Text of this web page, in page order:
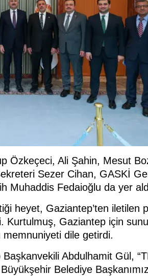
Özkeçeci, Ali Şahin, Mesut
Sezer Cihan, GASKİ
Muhaddis Fedaioğlu da yer
heyet, Gaziantep’ten iletilen
Kurtulmuş, Gaziantep için
dile getirdi.
Abdulhamit Gül,
Belediye